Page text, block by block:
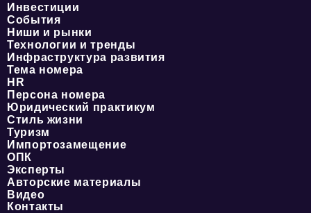
Инвестиции
События
Ниши и рынки
Технологии и тренды
Инфраструктура развития
Тема номера
HR
Персона номера
Юридический практикум
Стиль жизни
Туризм
Импортозамещение
ОПК
Эксперты
Авторские материалы
Видео
Контакты